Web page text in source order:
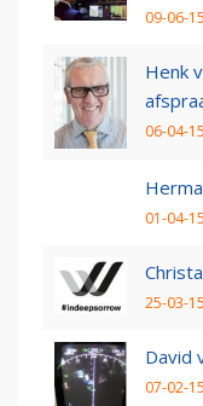
09-06-
Henk
06-04-
01-04-
25-03-
David
07-02-